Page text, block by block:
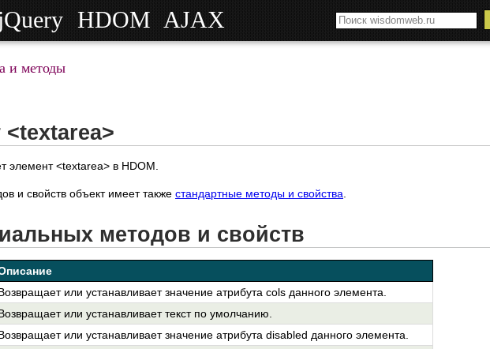
HDOM AJAX
и методы
<textarea>
элемент <textarea> в HDOM.
и свойств объект имеет также стандартные методы и свойства.
методов и свойств
или устанавливает значение атрибута cols данного элемента.
или устанавливает текст по умолчанию.
или устанавливает значение атрибута disabled данного элемента.